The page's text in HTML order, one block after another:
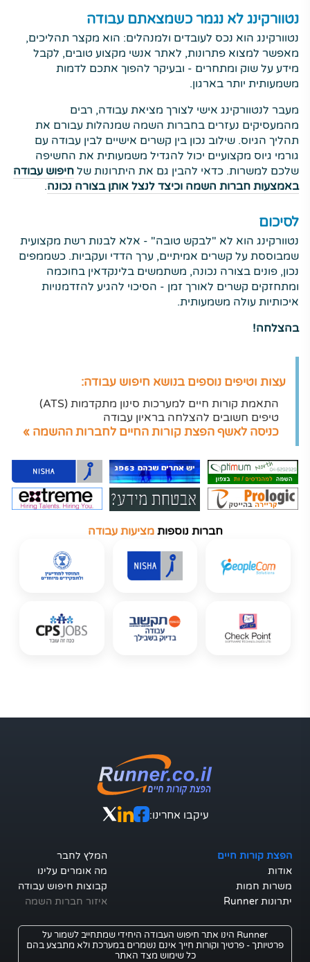
נטוורקינג לא נגמר כשמצאתם עבודה
נטוורקינג הוא נכס לעובדים ולמנהלים: הוא מקצר תהליכים,
מאפשר למצוא פתרונות, לאתר אנשי מקצוע טובים, לקבל
מידע על שוק ומתחרים - ובעיקר להפוך אתכם לדמות
משמעותית יותר בארגון.
מעבר לנטוורקינג אישי לצורך מציאת עבודה, רבים
מהמעסיקים נעזרים בחברות השמה שמנהלות עבורם את
תהליך הגיוס. שילוב נכון בין קשרים אישיים לבין עבודה עם
גורמי גיוס מקצועיים יכול להגדיל משמעותית את החשיפה
שלכם למשרות. כדאי להבין גם את היתרונות של חיפוש עבודה
באמצעות חברות השמה וכיצד לנצל אותן בצורה נכונה.
לסיכום
נטוורקינג הוא לא "לבקש טובה" - אלא לבנות רשת מקצועית
שמבוססת על קשרים אמיתיים, ערך הדדי ועקביות. כשממפים
נכון, פונים בצורה נכונה, משתמשים בלינקדאין בחוכמה
ומתחזקים קשרים לאורך זמן - הסיכוי להגיע להזדמנויות
איכותיות עולה משמעותית.
בהצלחה!
עצות וטיפים נוספים בנושא חיפוש עבודה:
התאמת קורות חיים למערכות סינון מתקדמות (ATS)
טיפים חשובים להצלחה בראיון עבודה
כניסה לאשף הפצת קורות החיים לחברות ההשמה »
חברות נוספותמציעות עבודה
עיקבו אחרינו:
הפצת קורות חיים
אודות
משרות חמות
יתרונות Runner
המלץ לחבר
מה אומרים עלינו
קבוצות חיפוש עבודה
איזור חברות השמה
Runner הינו אתר חיפוש העבודה היחידי שמתחייב לשמור על
פרטיותך - פרטיך וקורות חייך אינם נשמרים במערכת ולא מתבצע בהם
כל שימוש מצד האתר